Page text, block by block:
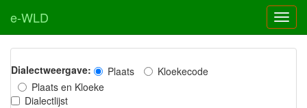
e-WLD
Dialectweergave: Plaats
Kloekecode
Plaats en Kloeke
Dialectlijst